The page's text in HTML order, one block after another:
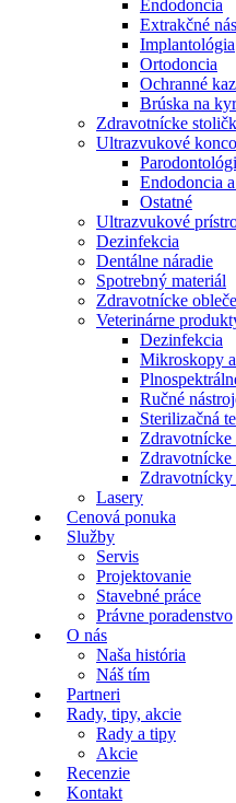
Endodoncia
Extrakčné
Implantológia
Ortodoncia
Ochranné
Brúska na
Zdravotnícke
Ultrazvukové
Endodoncia
Ostatné
Ultrazvukové
Dezinfekcia
Dentálne náradie
Spotrebný materiál
Zdravotnícke
Veterinárne
Dezinfekcia
Mikroskopy
Ručné
Sterilizačná
Zdravotnícke
Lasery
Cenová ponuka
Služby
Servis
Projektovanie
Stavebné práce
Právne poradenstvo
O nás
Naša história
Náš tím
Partneri
Rady, tipy, akcie
Rady a tipy
Akcie
Recenzie
Kontakt